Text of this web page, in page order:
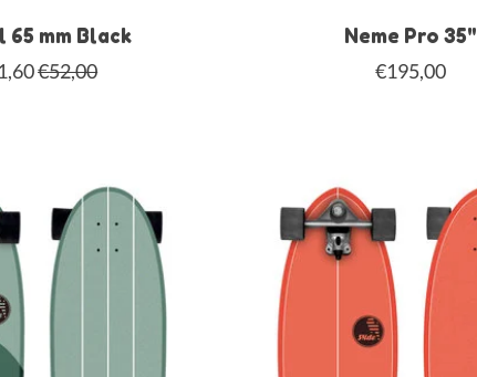
65 mm Black
€52,00
Neme Pro 35"
€195,00